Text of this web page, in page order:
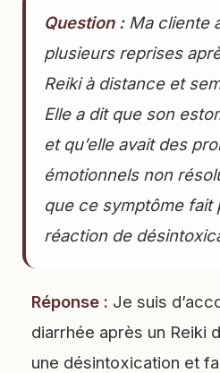
Question :Ma cliente
plusieurs reprises
Reiki à distance et
Elle a dit que son
et qu’elle avait des
émotionnels non
que ce symptôme fait
réaction de
Réponse : Je suis
diarrhée après un Reiki
une désintoxication et